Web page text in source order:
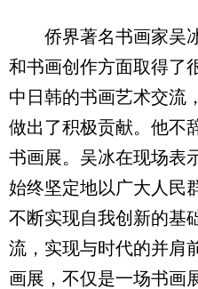
侨界著名书画家吴冰
和书画创作方面取得了
中日韩的书画艺术交流
做出了积极贡献。他不
书画展。吴冰在现场表
始终坚定地以广大人民
不断实现自我创新的基
流，实现与时代的并肩
画展，不仅是一场书画